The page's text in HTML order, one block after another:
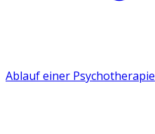
Ablauf einer Psychotherapie